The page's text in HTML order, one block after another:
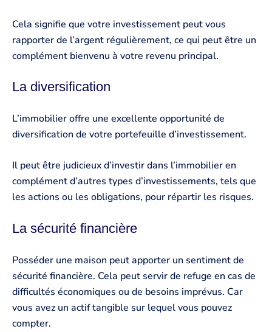
Cela signifie que votre investissement peut vous
rapporter de l’argent régulièrement, ce qui peut être un
complément bienvenu à votre revenu principal.
La diversification
L’immobilier offre une excellente opportunité de
diversification de votre portefeuille d’investissement.
Il peut être judicieux d’investir dans l’immobilier en
complément d’autres types d’investissements, tels que
les actions ou les obligations, pour répartir les risques.
La sécurité financière
Posséder une maison peut apporter un sentiment de
sécurité financière. Cela peut servir de refuge en cas de
difficultés économiques ou de besoins imprévus. Car
vous avez un actif tangible sur lequel vous pouvez
compter.